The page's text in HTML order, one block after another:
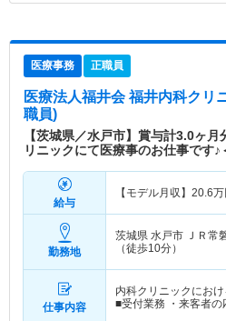
医療事務 正職員
医療法人福井会 福井内科クリ
職員)
【茨城県／水戸市】賞与計3.0ヶ
リニックにて医療事のお仕事です♪
給与
【モデル月収】 20.6万
勤務地
茨城県 水戸市 ＪＲ常
（徒歩10分）
仕事内容
内科クリニックにお
■受付業務 ・来客者